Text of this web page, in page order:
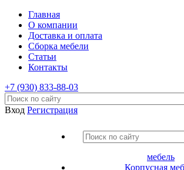
Главная
О компании
Доставка и оплата
Сборка мебели
Статьи
Контакты
+7 (930) 833-88-03
Вход Регистрация
мебель
Корпусная